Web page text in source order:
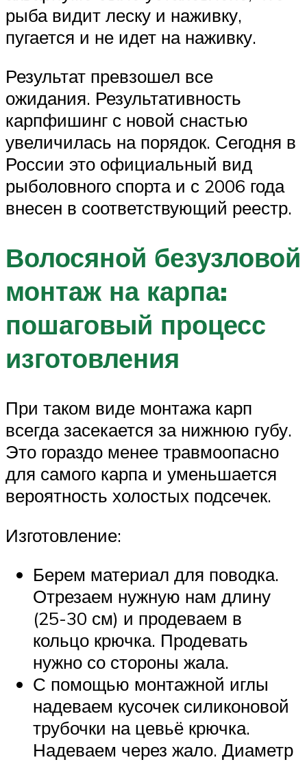
рыба видит леску и наживку,
пугается и не идет на наживку.
Результат превзошел все
ожидания. Результативность
карпфишинг с новой снастью
увеличилась на порядок. Сегодня в
России это официальный вид
рыболовного спорта и с 2006 года
внесен в соответствующий реестр.
Волосяной безузловой
монтаж на карпа:
пошаговый процесс
изготовления
При таком виде монтажа карп
всегда засекается за нижнюю губу.
Это гораздо менее травмоопасно
для самого карпа и уменьшается
вероятность холостых подсечек.
Изготовление:
Берем материал для поводка.
Отрезаем нужную нам длину
(25-30 см) и продеваем в
кольцо крючка. Продевать
нужно со стороны жала.
С помощью монтажной иглы
надеваем кусочек силиконовой
трубочки на цевьё крючка.
Надеваем через жало. Диаметр